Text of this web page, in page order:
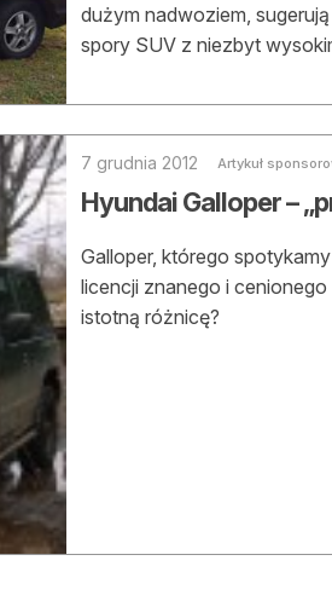
dużym nadwoziem,
spory SUV z niezbyt
7 grudnia 2012 Artykuł
Hyundai Galloper –
Galloper, którego
licencji znanego i
istotną różnicę?